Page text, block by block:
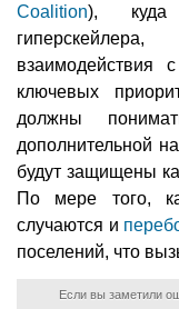
Coalition), куда
ключевых
должны
дополнительной
будут защищены
По мере того,
случаются и
поселений, что
Если вы заметили